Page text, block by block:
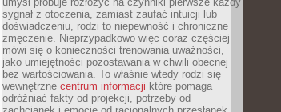
sygnał z otoczenia, zamiast zaufać intuicji lub
doświadczeniu, rodzi to niepewność i chroniczne
zmęczenie. Nieprzypadkowo więc coraz częściej
mówi się o konieczności trenowania uważności,
jako umiejętności pozostawania w chwili obecnej
bez wartościowania. To właśnie wtedy rodzi się
wewnętrzne centrum informacji które pomaga
odróżniać fakty od projekcji, potrzeby od